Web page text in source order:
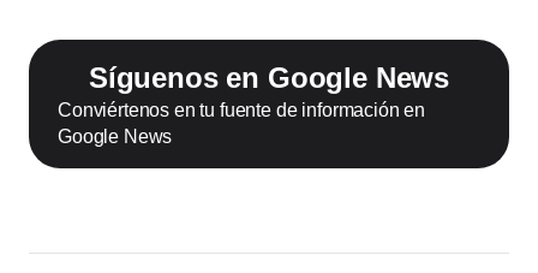
Síguenos en Google News
Conviértenos en tu fuente de información en
Google News